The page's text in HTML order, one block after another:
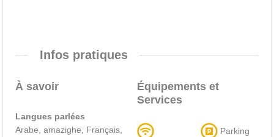
Infos pratiques
À savoir
Langues parlées
Arabe, amazighe, Français,
Équipements et
Services
Parking